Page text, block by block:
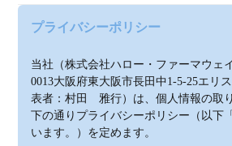
プライバシーポリシー
当社（株式会社ハロー・ファーマウェ
0013大阪府東大阪市長田中1-5-25エリ
表者：村田　雅行）は、個人情報の取
下の通りプライバシーポリシー（以下
います。）を定めます。